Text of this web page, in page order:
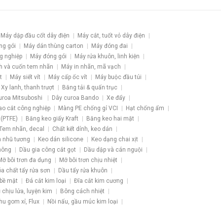
Máy dập đầu cốt dây điện
Máy cắt, tuốt vỏ dây điện
gói Máy dán thùng carton
Máy đóng đai
nghiệp Máy đóng gói
Máy rửa khuôn, linh kiện
và cuốn tem nhãn
Máy in nhãn, mã vạch
Máy siết vít Máy cấp ốc vít
Máy buộc đầu túi
Xy lanh, thanh trượt
Băng tải & quấn trục
Mitsuboshi Dây curoa Bando
Xe đẩy
cắt công nghiệp Màng PE chống gỉ VCI
Hạt chống ẩm
Băng keo giấy Kraft
Băng keo hai mặt
nhãn, decal
Chất kết dính, keo dán
nhũ tương Keo dán silicone
Keo dạng chai xịt
Dầu gia công cắt gọt
Dầu dập và cán nguội
bôi trơn đa dụng
Mỡ bôi trơn chịu nhiệt
chất tẩy rửa sơn
Dầu tẩy rửa khuôn
mặt Đá cắt kim loại
Đĩa cắt kim cương
chịu lửa, luyện kim
Bông cách nhiệt
gom xỉ, Flux Nồi nấu, gầu múc kim loại